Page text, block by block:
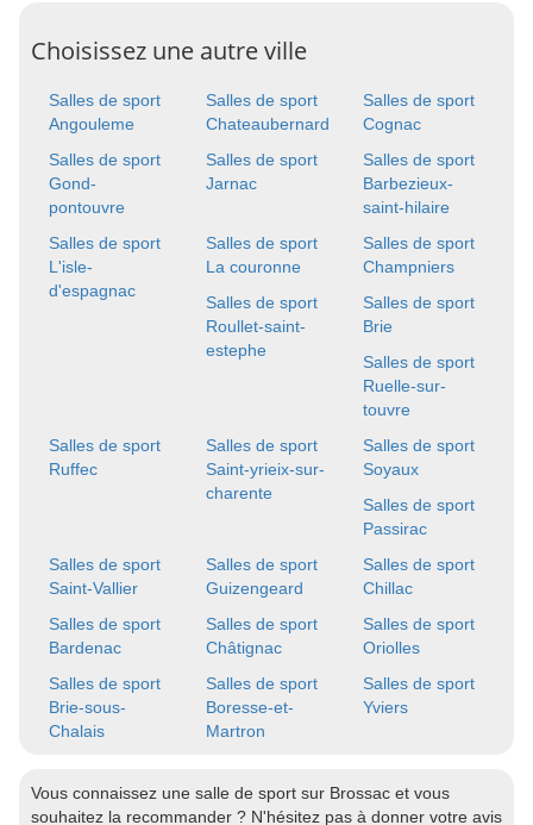
Choisissez une autre ville
Salles de sport
Angouleme
Salles de sport
Chateaubernard
Salles de sport
Cognac
Salles de sport
Gond-
pontouvre
Salles de sport
Jarnac
Salles de sport
Barbezieux-
saint-hilaire
Salles de sport
L'isle-
d'espagnac
Salles de sport
La couronne
Salles de sport
Champniers
Salles de sport
Roullet-saint-
estephe
Salles de sport
Brie
Salles de sport
Ruelle-sur-
touvre
Salles de sport
Ruffec
Salles de sport
Saint-yrieix-sur-
charente
Salles de sport
Soyaux
Salles de sport
Passirac
Salles de sport
Saint-Vallier
Salles de sport
Guizengeard
Salles de sport
Chillac
Salles de sport
Bardenac
Salles de sport
Châtignac
Salles de sport
Oriolles
Salles de sport
Brie-sous-
Chalais
Salles de sport
Boresse-et-
Martron
Salles de sport
Yviers
Vous connaissez une salle de sport sur Brossac et vous
souhaitez la recommander ? N'hésitez pas à donner votre avis